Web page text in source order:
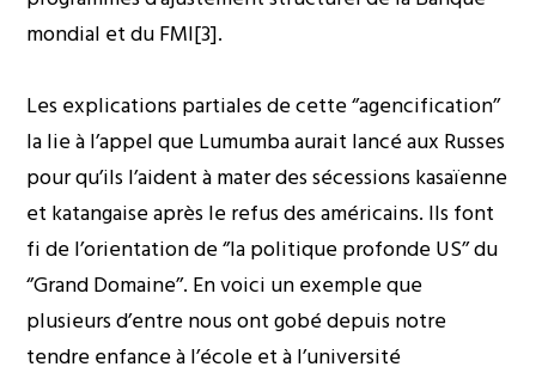
mondial et du FMI[3].
Les explications partiales de cette ‘’agencification’’
la lie à l’appel que Lumumba aurait lancé aux Russes
pour qu’ils l’aident à mater des sécessions kasaïenne
et katangaise après le refus des américains. Ils font
fi de l’orientation de ‘’la politique profonde US’’ du
‘’Grand Domaine’’. En voici un exemple que
plusieurs d’entre nous ont gobé depuis notre
tendre enfance à l’école et à l’université